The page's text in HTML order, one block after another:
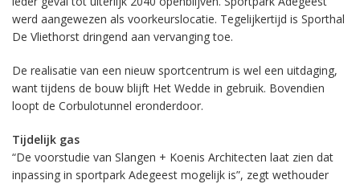
werd aangewezen als voorkeurslocatie. Tegelijkertijd is Sporthal
De Vliethorst dringend aan vervanging toe.
De realisatie van een nieuw sportcentrum is wel een uitdaging,
want tijdens de bouw blijft Het Wedde in gebruik. Bovendien
loopt de Corbulotunnel eronderdoor.
Tijdelijk gas
“De voorstudie van Slangen + Koenis Architecten laat zien dat
inpassing in sportpark Adegeest mogelijk is”, zegt wethouder